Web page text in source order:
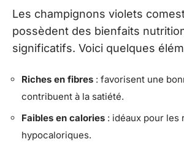
Les champignons violets
possèdent des bienfaits
significatifs. Voici quelques
Riches en fibres : favorisent une
contribuent à la satiété.
Faibles en calories : idéaux pour les
hypocaloriques.